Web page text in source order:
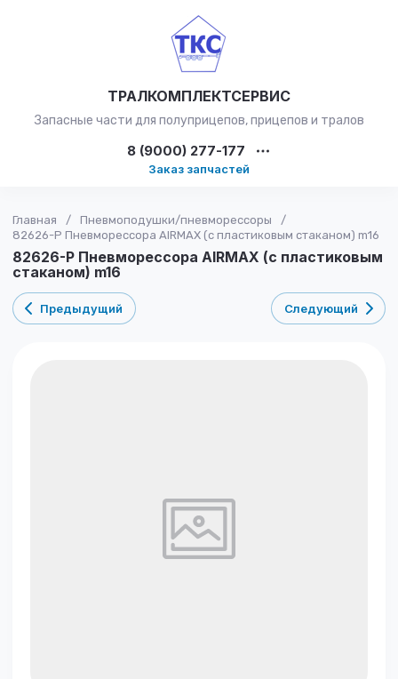
ТРАЛКОМПЛЕКТСЕРВИС
Запасные части для полуприцепов, прицепов и тралов
8 (9000) 277-177
Заказ запчастей
Главная / Пневмоподушки/пневморессоры
/
82626-P Пневморессора AIRMAX (с пластиковым стаканом) m16
82626-P Пневморессора AIRMAX (с пластиковым
стаканом) m16
Предыдущий Следующий